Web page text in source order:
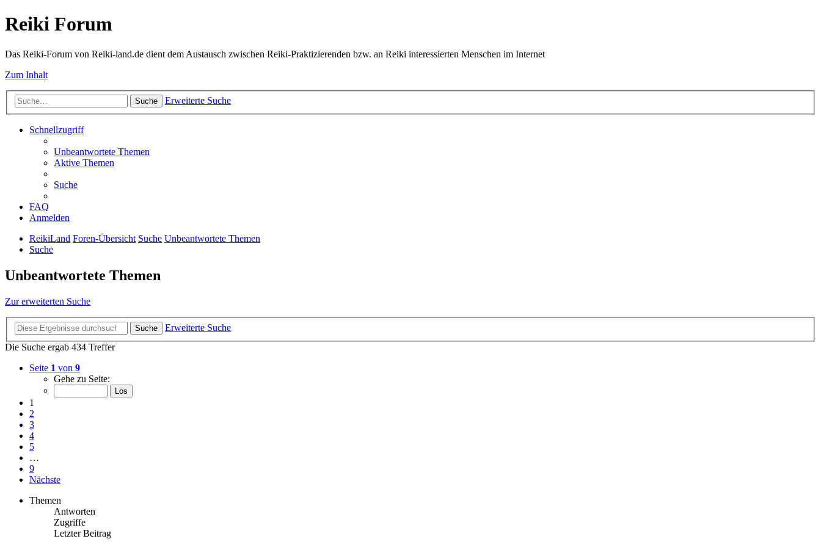
Reiki Forum
Das Reiki-Forum von Reiki-land.de dient dem Austausch zwischen Reiki-Praktizierenden bzw. an Reiki interessierten Menschen im Internet
Zum Inhalt
Suche Erweiterte Suche
Schnellzugriff
Unbeantwortete Themen
Aktive Themen
Suche
FAQ
Anmelden
ReikiLand Foren-Übersicht Suche Unbeantwortete Themen
Suche
Unbeantwortete Themen
Zur erweiterten Suche
Suche
Erweiterte Suche
Die Suche ergab 434 Treffer
Seite 1 von 9
Gehe zu Seite:
1
2
3
4
5
…
9
Nächste
Themen
Antworten
Zugriffe
Letzter Beitrag